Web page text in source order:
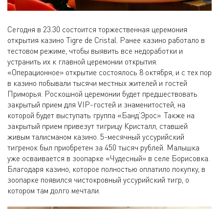
Сегодня в 23.30 состоится торжественная церемония
открытия казино Tigre de Cristal. Ранее казино работало в
тестовом режиме, чтобы выявить все недоработки и
устранить их к главной церемонии открытия.
«Операционное» открытие состоялось 8 октября, и с тех пор
в казино побывали тысячи местных жителей и гостей
Приморья. Роскошной церемонии будет предшествовать
закрытый прием для VIP-гостей и знаменитостей, на
которой будет выступать группа «Банд’Эрос». Также на
закрытый прием привезут тигрицу Кристалл, ставшей
живым талисманом казино. 5-месячный уссурийский
тигренок был приобретен за 450 тысяч рублей. Малышка
уже осваивается в зоопарке «Чудесный» в селе Борисовка.
Благодаря казино, которое полностью оплатило покупку, в
зоопарке появился чистокровный уссурийский тигр, о
котором там долго мечтали.